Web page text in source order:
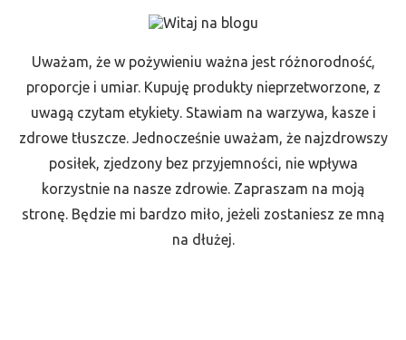
Uważam, że w pożywieniu ważna jest różnorodność,
proporcje i umiar. Kupuję produkty nieprzetworzone, z
uwagą czytam etykiety. Stawiam na warzywa, kasze i
zdrowe tłuszcze. Jednocześnie uważam, że najzdrowszy
posiłek, zjedzony bez przyjemności, nie wpływa
korzystnie na nasze zdrowie. Zapraszam na moją
stronę. Będzie mi bardzo miło, jeżeli zostaniesz ze mną
na dłużej.